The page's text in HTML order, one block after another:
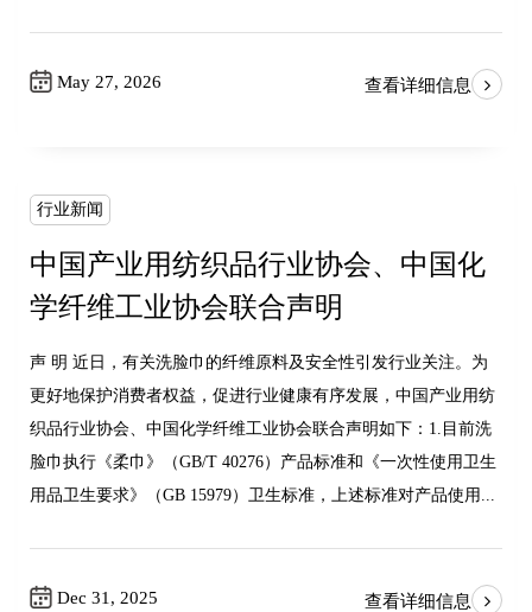
May 27, 2026 查看详细信息
行业新闻
中国产业用纺织品行业协会、中国化
学纤维工业协会联合声明
声 明 近日，有关洗脸巾的纤维原料及安全性引发行业关注。为
更好地保护消费者权益，促进行业健康有序发展，中国产业用纺
织品行业协会、中国化学纤维工业协会联合声明如下：1.目前洗
脸巾执行《柔巾》（GB/T 40276）产品标准和《一次性使用卫生
用品卫生要求》（GB 15979）卫生标准，上述标准对产品使用...
Dec 31, 2025 查看详细信息